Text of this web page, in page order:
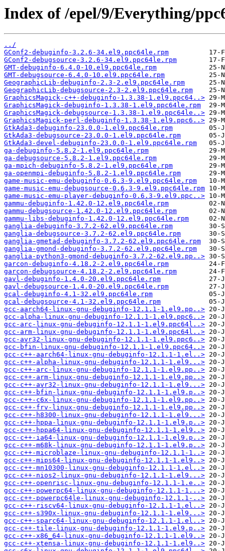
Index of /epel/9/Everything/
../
GConf2-debuginfo-3.2.6-34.el9.ppc64le.rpm
GConf2-debugsource-3.2.6-34.el9.ppc64le.rpm
GMT-debuginfo-6.4.0-10.el9.ppc64le.rpm
GMT-debugsource-6.4.0-10.el9.ppc64le.rpm
GeographicLib-debuginfo-2.3-2.el9.ppc64le.rpm
GeographicLib-debugsource-2.3-2.el9.ppc64le.rpm
GraphicsMagick-c++-debuginfo-1.3.38-1.el9.ppc64..>
GraphicsMagick-debuginfo-1.3.38-1.el9.ppc64le.rpm
GraphicsMagick-debugsource-1.3.38-1.el9.ppc64le..>
GraphicsMagick-perl-debuginfo-1.3.38-1.el9.ppc6..>
GtkAda3-debuginfo-23.0.0-1.el9.ppc64le.rpm
GtkAda3-debugsource-23.0.0-1.el9.ppc64le.rpm
GtkAda3-devel-debuginfo-23.0.0-1.el9.ppc64le.rpm
ga-debuginfo-5.8.2-1.el9.ppc64le.rpm
ga-debugsource-5.8.2-1.el9.ppc64le.rpm
ga-mpich-debuginfo-5.8.2-1.el9.ppc64le.rpm
ga-openmpi-debuginfo-5.8.2-1.el9.ppc64le.rpm
game-music-emu-debuginfo-0.6.3-9.el9.ppc64le.rpm
game-music-emu-debugsource-0.6.3-9.el9.ppc64le.rpm
game-music-emu-player-debuginfo-0.6.3-9.el9.ppc..>
gammu-debuginfo-1.42.0-12.el9.ppc64le.rpm
gammu-debugsource-1.42.0-12.el9.ppc64le.rpm
gammu-libs-debuginfo-1.42.0-12.el9.ppc64le.rpm
ganglia-debuginfo-3.7.2-62.el9.ppc64le.rpm
ganglia-debugsource-3.7.2-62.el9.ppc64le.rpm
ganglia-gmetad-debuginfo-3.7.2-62.el9.ppc64le.rpm
ganglia-gmond-debuginfo-3.7.2-62.el9.ppc64le.rpm
ganglia-python3-gmond-debuginfo-3.7.2-62.el9.pp..>
garcon-debuginfo-4.18.2-2.el9.ppc64le.rpm
garcon-debugsource-4.18.2-2.el9.ppc64le.rpm
gavl-debuginfo-1.4.0-20.el9.ppc64le.rpm
gavl-debugsource-1.4.0-20.el9.ppc64le.rpm
gcal-debuginfo-4.1-32.el9.ppc64le.rpm
gcal-debugsource-4.1-32.el9.ppc64le.rpm
gcc-aarch64-linux-gnu-debuginfo-12.1.1-1.el9.pp..>
gcc-alpha-linux-gnu-debuginfo-12.1.1-1.el9.ppc6..>
gcc-arc-linux-gnu-debuginfo-12.1.1-1.el9.ppc64l..>
gcc-arm-linux-gnu-debuginfo-12.1.1-1.el9.ppc64l..>
gcc-avr32-linux-gnu-debuginfo-12.1.1-1.el9.ppc6..>
gcc-bfin-linux-gnu-debuginfo-12.1.1-1.el9.ppc64..>
gcc-c++-aarch64-linux-gnu-debuginfo-12.1.1-1.el..>
gcc-c++-alpha-linux-gnu-debuginfo-12.1.1-1.el9...>
gcc-c++-arc-linux-gnu-debuginfo-12.1.1-1.el9.pp..>
gcc-c++-arm-linux-gnu-debuginfo-12.1.1-1.el9.pp..>
gcc-c++-avr32-linux-gnu-debuginfo-12.1.1-1.el9...>
gcc-c++-bfin-linux-gnu-debuginfo-12.1.1-1.el9.p..>
gcc-c++-c6x-linux-gnu-debuginfo-12.1.1-1.el9.pp..>
gcc-c++-frv-linux-gnu-debuginfo-12.1.1-1.el9.pp..>
gcc-c++-h8300-linux-gnu-debuginfo-12.1.1-1.el9...>
gcc-c++-hppa-linux-gnu-debuginfo-12.1.1-1.el9.p..>
gcc-c++-hppa64-linux-gnu-debuginfo-12.1.1-1.el9..>
gcc-c++-ia64-linux-gnu-debuginfo-12.1.1-1.el9.p..>
gcc-c++-m68k-linux-gnu-debuginfo-12.1.1-1.el9.p..>
gcc-c++-microblaze-linux-gnu-debuginfo-12.1.1-1..>
gcc-c++-mips64-linux-gnu-debuginfo-12.1.1-1.el9..>
gcc-c++-mn10300-linux-gnu-debuginfo-12.1.1-1.el..>
gcc-c++-nios2-linux-gnu-debuginfo-12.1.1-1.el9...>
gcc-c++-openrisc-linux-gnu-debuginfo-12.1.1-1.e..>
gcc-c++-powerpc64-linux-gnu-debuginfo-12.1.1-1...>
gcc-c++-powerpc64le-linux-gnu-debuginfo-12.1.1-..>
gcc-c++-riscv64-linux-gnu-debuginfo-12.1.1-1.el..>
gcc-c++-s390x-linux-gnu-debuginfo-12.1.1-1.el9...>
gcc-c++-sparc64-linux-gnu-debuginfo-12.1.1-1.el..>
gcc-c++-tile-linux-gnu-debuginfo-12.1.1-1.el9.p..>
gcc-c++-x86_64-linux-gnu-debuginfo-12.1.1-1.el9..>
gcc-c++-xtensa-linux-gnu-debuginfo-12.1.1-1.el9..>